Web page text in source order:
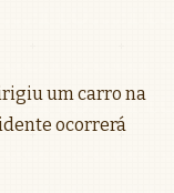
um carro na
ocorrerá